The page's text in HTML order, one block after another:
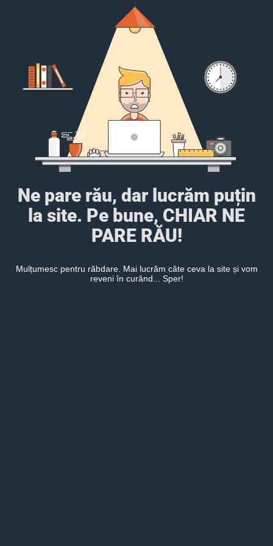
Ne pare rău, dar lucrăm puțin
la site. Pe bune, CHIAR NE
PARE RĂU!
Mulțumesc pentru răbdare. Mai lucrăm câte ceva la site și vom
reveni în curând... Sper!